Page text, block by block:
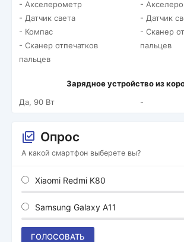
- Акселерометр
- Датчик света
- Компас
- Сканер отпечатков
пальцев
-
- Датчик
- Сканер
пальцев
Зарядное устройство из
Да, 90 Вт
-
Опрос
А какой смартфон выберете вы?
Xiaomi Redmi K80
Samsung Galaxy A11
ГОЛОСОВАТЬ